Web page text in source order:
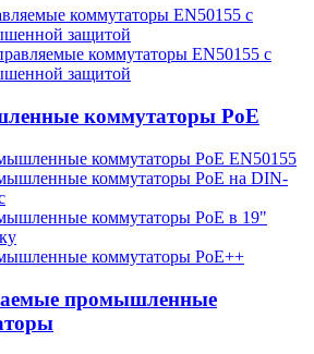
коммутаторы EN50155 с
защитой
коммутаторы EN50155 с
защитой
коммутаторы PoE
коммутаторы PoE EN50155
коммутаторы PoE на DIN-
коммутаторы PoE в 19"
коммутаторы PoE++
промышленные